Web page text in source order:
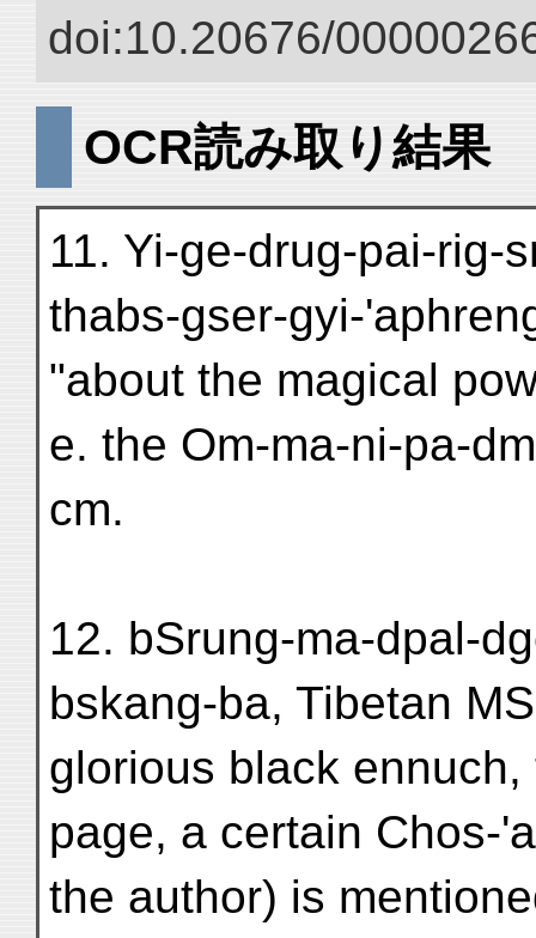
doi:10.20676/
OCR読み取り結果
11. Yi-ge-drug-pai-rig-
thabs-gser-gyi-
"about the magical
e. the Om-ma-ni-pa-
cm.
12. bSrung-ma-dpal-
bskang-ba, Tibetan
glorious black
page, a certain Chos-
the author) is